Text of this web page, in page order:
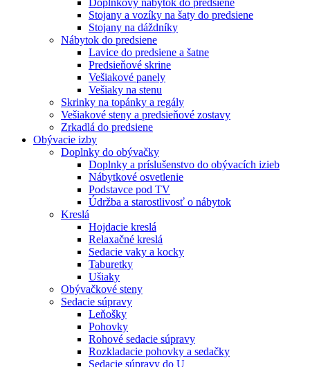
Stojany a vozíky na šaty do predsiene
Stojany na dáždníky
Nábytok do predsiene
Lavice do predsiene a šatne
Predsieňové skrine
Vešiakové panely
Vešiaky na stenu
Skrinky na topánky a regály
Vešiakové steny a predsieňové zostavy
Zrkadlá do predsiene
Obývacie izby
Doplnky do obývačky
Doplnky a príslušenstvo do obývacích izieb
Nábytkové osvetlenie
Podstavce pod TV
Údržba a starostlivosť o nábytok
Kreslá
Hojdacie kreslá
Relaxačné kreslá
Sedacie vaky a kocky
Taburetky
Ušiaky
Obývačkové steny
Sedacie súpravy
Leňošky
Pohovky
Rohové sedacie súpravy
Rozkladacie pohovky a sedačky
Sedacie súpravy do U